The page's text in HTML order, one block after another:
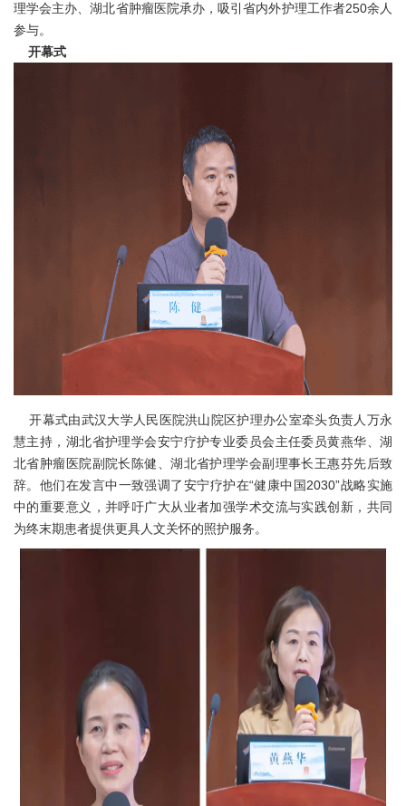
理学会主办、湖北省肿瘤医院承办，吸引省内外护理工作者250余人
参与。
开幕式
开幕式由武汉大学人民医院洪山院区护理办公室牵头负责人万永
慧主持，湖北省护理学会安宁疗护专业委员会主任委员黄燕华、湖
北省肿瘤医院副院长陈健、湖北省护理学会副理事长王惠芬先后致
辞。他们在发言中一致强调了安宁疗护在“健康中国2030”战略实施
中的重要意义，并呼吁广大从业者加强学术交流与实践创新，共同
为终末期患者提供更具人文关怀的照护服务。